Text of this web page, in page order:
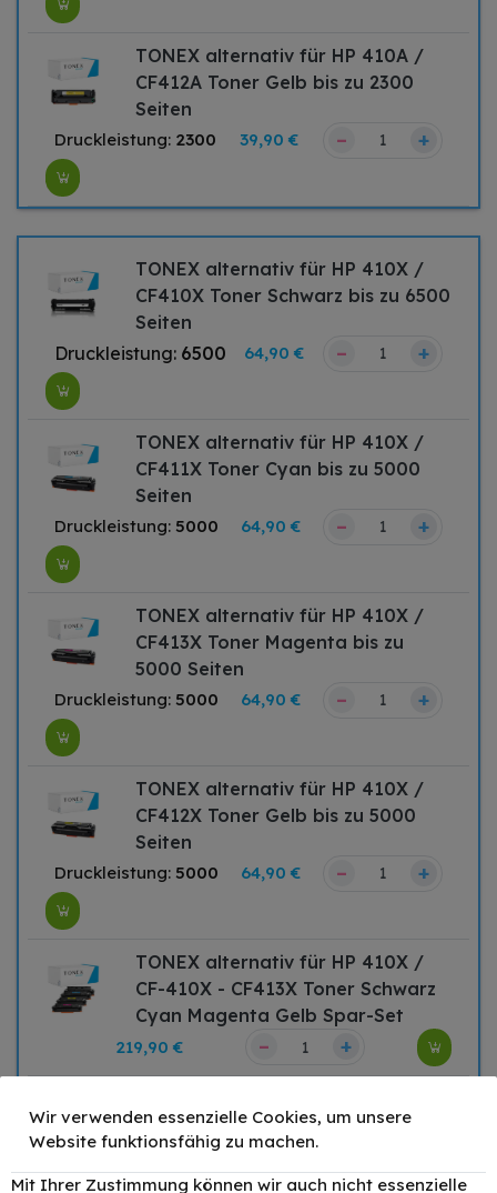
TONEX alternativ für HP 410A /
CF412A Toner Gelb bis zu 2300
Seiten
Druckleistung: 2300 39,90 € – +
TONEX alternativ für HP 410X /
CF410X Toner Schwarz bis zu 6500
Seiten
Druckleistung: 6500 64,90 € – +
TONEX alternativ für HP 410X /
CF411X Toner Cyan bis zu 5000
Seiten
Druckleistung: 5000 64,90 € – +
TONEX alternativ für HP 410X /
CF413X Toner Magenta bis zu
5000 Seiten
Druckleistung: 5000 64,90 € – +
TONEX alternativ für HP 410X /
CF412X Toner Gelb bis zu 5000
Seiten
Druckleistung: 5000 64,90 € – +
TONEX alternativ für HP 410X /
CF-410X - CF413X Toner Schwarz
Cyan Magenta Gelb Spar-Set
219,90 € – +
Toner Cyan Magenta Gelb
Wir verwenden essenzielle Cookies, um unsere
Website funktionsfähig zu machen.
Mit Ihrer Zustimmung können wir auch nicht essenzielle